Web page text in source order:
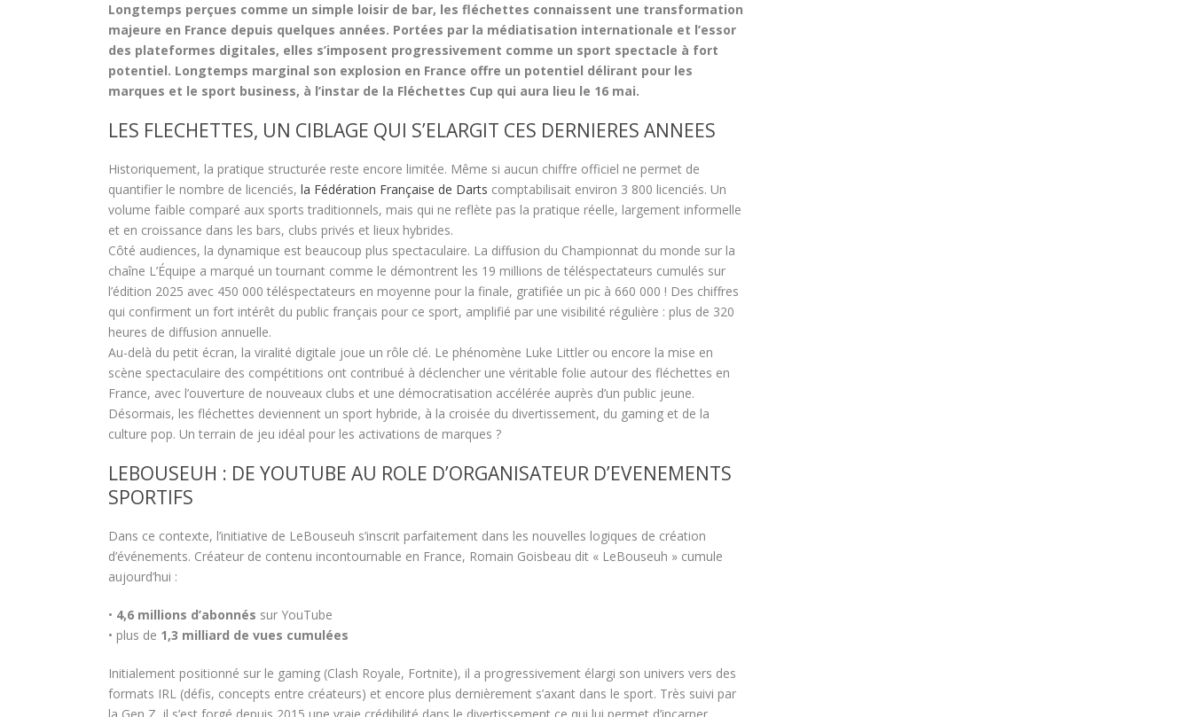
Longtemps perçues comme un simple loisir de bar, les fléchettes connaissent une transformation
majeure en France depuis quelques années. Portées par la médiatisation internationale et l’essor
des plateformes digitales, elles s’imposent progressivement comme un sport spectacle à fort
potentiel. Longtemps marginal son explosion en France offre un potentiel délirant pour les
marques et le sport business, à l’instar de la Fléchettes Cup qui aura lieu le 16 mai.
LES FLECHETTES, UN CIBLAGE QUI S’ELARGIT CES DERNIERES ANNEES
Historiquement, la pratique structurée reste encore limitée. Même si aucun chiffre officiel ne permet de
quantifier le nombre de licenciés, la Fédération Française de Darts comptabilisait environ 3 800 licenciés. Un
volume faible comparé aux sports traditionnels, mais qui ne reflète pas la pratique réelle, largement informelle
et en croissance dans les bars, clubs privés et lieux hybrides.
Côté audiences, la dynamique est beaucoup plus spectaculaire. La diffusion du Championnat du monde sur la
chaîne L’Équipe a marqué un tournant comme le démontrent les 19 millions de téléspectateurs cumulés sur
l’édition 2025 avec 450 000 téléspectateurs en moyenne pour la finale, gratifiée un pic à 660 000 ! Des chiffres
qui confirment un fort intérêt du public français pour ce sport, amplifié par une visibilité régulière : plus de 320
heures de diffusion annuelle.
Au-delà du petit écran, la viralité digitale joue un rôle clé. Le phénomène Luke Littler ou encore la mise en
scène spectaculaire des compétitions ont contribué à déclencher une véritable folie autour des fléchettes en
France, avec l’ouverture de nouveaux clubs et une démocratisation accélérée auprès d’un public jeune.
Désormais, les fléchettes deviennent un sport hybride, à la croisée du divertissement, du gaming et de la
culture pop. Un terrain de jeu idéal pour les activations de marques ?
LEBOUSEUH : DE YOUTUBE AU ROLE D’ORGANISATEUR D’EVENEMENTS
SPORTIFS
Dans ce contexte, l’initiative de LeBouseuh s’inscrit parfaitement dans les nouvelles logiques de création
d’événements. Créateur de contenu incontournable en France, Romain Goisbeau dit « LeBouseuh » cumule
aujourd’hui :
• 4,6 millions d’abonnés sur YouTube
• plus de 1,3 milliard de vues cumulées
Initialement positionné sur le gaming (Clash Royale, Fortnite), il a progressivement élargi son univers vers des
formats IRL (défis, concepts entre créateurs) et encore plus dernièrement s’axant dans le sport. Très suivi par